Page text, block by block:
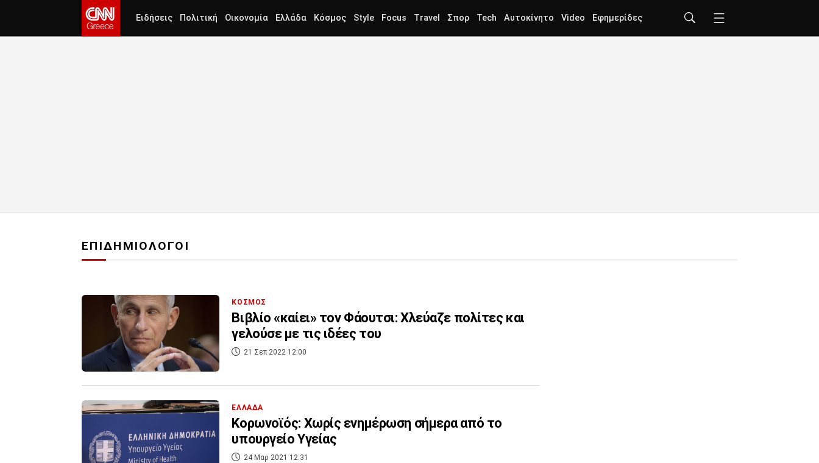
Ειδήσεις Πολιτική Οικονομία Ελλάδα Κόσμος Style Focus Travel Σπορ Tech Αυτοκίνητο Video Εφημερίδες
ΕΠΙΔΗΜΙΟΛΟΓΟΙ
ΚΟΣΜΟΣ
Βιβλίο «καίει» τον Φάουτσι: Χλεύαζε πολίτες και
γελούσε με τις ιδέες του
21 Σεπ 2022 12:00
ΕΛΛΑΔΑ
Κορωνοϊός: Χωρίς ενημέρωση σήμερα από το
υπουργείο Υγείας
24 Μαρ 2021 12:31